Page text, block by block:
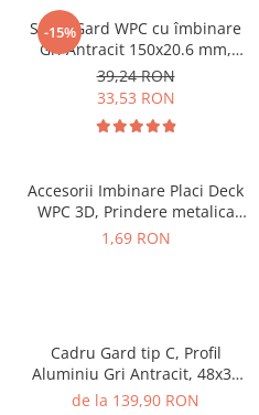
-15%
Sipca Gard WPC cu îmbinare
Gri Antracit 150x20.6 mm,
Placa Tip Scandura Lemn
Compozit 1 ML
39,24 RON
33,53 RON
Accesorii Imbinare Placi Deck
WPC 3D, Prindere metalica
pentru
1,69 RON
Cadru Gard tip C, Profil
Aluminiu Gri Antracit, 48x30
mm, Lungime 1.5 m
de la 139,90 RON